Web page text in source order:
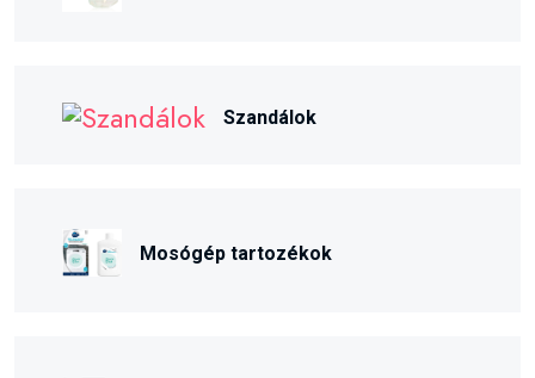
Szandálok
Mosógép tartozékok